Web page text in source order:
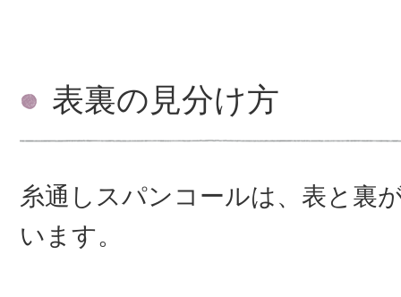
表裏の見分け方
糸通しスパンコールは、表と裏
います。